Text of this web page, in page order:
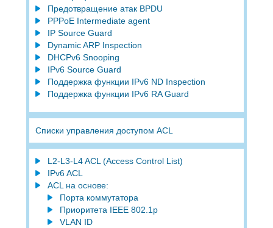
Предотвращение атак BPDU
PPPoE Intermediate agent
IP Source Guard
Dynamic ARP Inspection
DHCPv6 Snooping
IPv6 Source Guard
Поддержка функции IPv6 ND Inspection
Поддержка функции IPv6 RA Guard
Списки управления доступом ACL
L2-L3-L4 ACL (Access Control List)
IPv6 ACL
ACL на основе:
Порта коммутатора
Приоритета IEEE 802.1p
VLAN ID